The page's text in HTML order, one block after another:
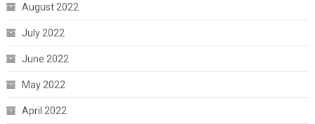
August 2022
July 2022
June 2022
May 2022
April 2022